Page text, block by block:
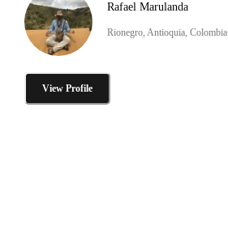
Rafael Marulanda
Rionegro, Antioquia, Colombia
View Profile